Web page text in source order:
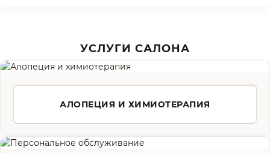
УСЛУГИ САЛОНА
АЛОПЕЦИЯ И ХИМИОТЕРАПИЯ